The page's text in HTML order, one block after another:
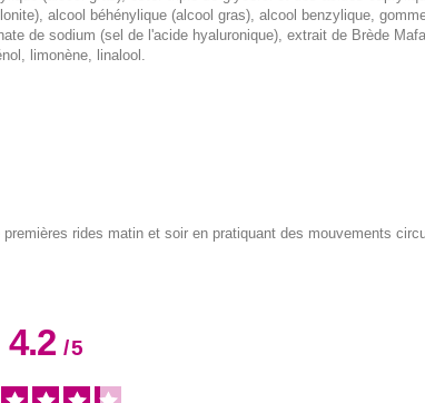
alcool béhénylique (alcool gras), alcool benzylique,
de sodium (sel de l'acide hyaluronique), extrait de Brède
limonène, linalool.
rides matin et soir en pratiquant des mouvements
4.2/5